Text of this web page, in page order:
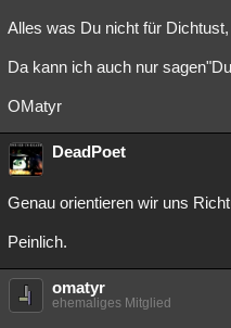
Alles was Du nicht für
Da kann ich auch nur
OMatyr
DeadPoet
Genau orientieren wir uns
Peinlich.
omatyr
ehemaliges Mitglied